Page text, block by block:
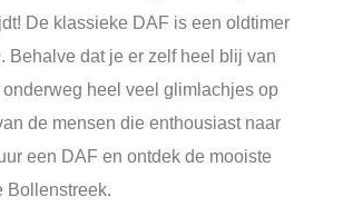
De klassieke DAF is een oldtimer
Behalve dat je er zelf heel blij van
onderweg heel veel glimlachjes op
de mensen die enthousiast naar
een DAF en ontdek de mooiste
Bollenstreek.